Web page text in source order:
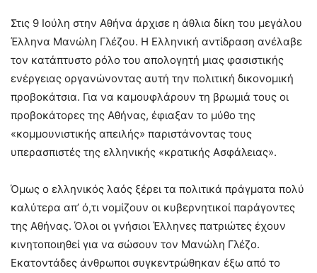
Στις 9 Ιούλη στην Αθήνα άρχισε η άθλια δίκη του μεγάλου
Έλληνα Μανώλη Γλέζου. Η Ελληνική αντίδραση ανέλαβε
τον κατάπτυστο ρόλο του απολογητή μιας φασιστικής
ενέργειας οργανώνοντας αυτή την πολιτική δικονομική
προβοκάτσια. Για να καμουφλάρουν τη βρωμιά τους οι
προβοκάτορες της Αθήνας, έφιαξαν το μύθο της
«κομμουνιστικής απειλής» παριστάνοντας τους
υπερασπιστές της ελληνικής «κρατικής Ασφάλειας».
Όμως ο ελληνικός λαός ξέρει τα πολιτικά πράγματα πολύ
καλύτερα απ’ ό,τι νομίζουν οι κυβερνητικοί παράγοντες
της Αθήνας. Όλοι οι γνήσιοι Έλληνες πατριώτες έχουν
κινητοποιηθεί για να σώσουν τον Μανώλη Γλέζο.
Εκατοντάδες άνθρωποι συγκεντρώθηκαν έξω από το